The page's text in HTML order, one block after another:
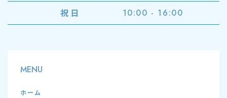
祝日 10:00 - 16:00
MENU
ホーム